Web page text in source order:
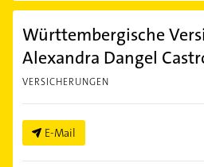
Württembergische
Alexandra Dangel
VERSICHERUNGEN
E-Mail